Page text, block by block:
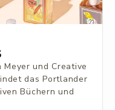
Meyer und Creative
das Portlander
Büchern und